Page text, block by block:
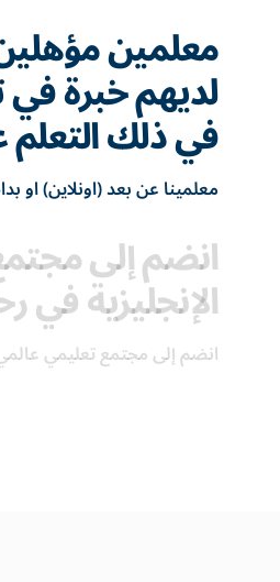
معلمين
لديهم خبرة في
في ذلك
معلمينا عن بعد (اونلاين) او
انضم إلى
الإنجليزية في
انضم إلى مجتمع تعليمي